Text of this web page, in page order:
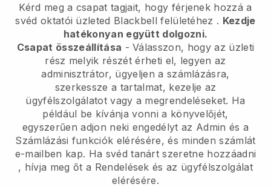
Kérd meg a csapat tagjait, hogy férjenek hozzá a
svéd oktatói üzleted Blackbell felületéhez . Kezdje
hatékonyan együtt dolgozni.
Csapat összeállítása - Válasszon, hogy az üzleti
rész melyik részét érheti el, legyen az
adminisztrátor, ügyeljen a számlázásra,
szerkessze a tartalmat, kezelje az
ügyfélszolgálatot vagy a megrendeléseket. Ha
például be kívánja vonni a könyvelőjét,
egyszerűen adjon neki engedélyt az Admin és a
Számlázási funkciók elérésére, és minden számlát
e-mailben kap. Ha svéd tanárt szeretne hozzáadni
, hívja meg őt a Rendelések és az ügyfélszolgálat
elérésére.